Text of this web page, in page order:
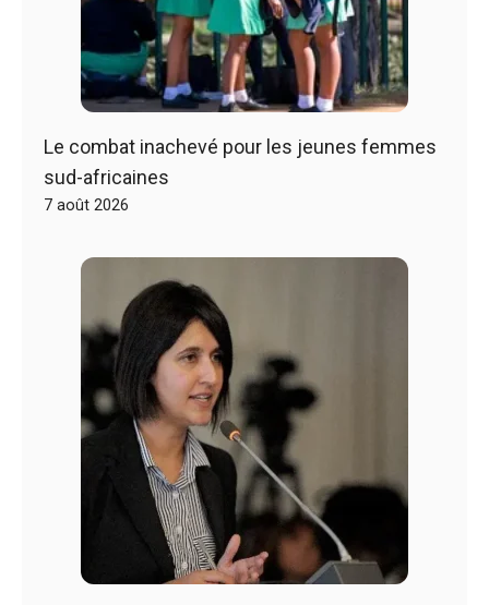
Le combat inachevé pour les jeunes femmes
sud-africaines
7 août 2026